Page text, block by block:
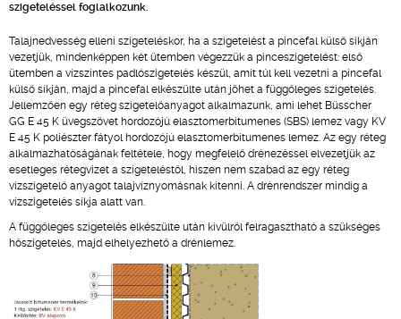
szigeteléssel foglalkozunk.
Talajnedvesség elleni szigeteléskor, ha a szigetelést a pincefal külső síkján
vezetjük, mindenképpen két ütemben végezzük a pinceszigetelést: első
ütemben a vízszintes padlószigetelés készül, amit túl kell vezetni a pincefal
külső síkján, majd a pincefal elkészülte után jöhet a függőleges szigetelés.
Jellemzően egy réteg szigetelőanyagot alkalmazunk, ami lehet Büsscher
GG E 45 K üvegszövet hordozójú elasztomerbitumenes (SBS) lemez vagy KV
E 45 K poliészter fátyol hordozójú elasztomerbitumenes lemez. Az egy réteg
alkalmazhatóságának feltétele, hogy megfelelő drénezéssel elvezetjük az
esetleges rétegvizet a szigeteléstől, hiszen nem szabad az egy réteg
vízszigetelő anyagot talajvíznyomásnak kitenni. A drénrendszer mindig a
vízszigetelés síkja alatt van.
A függőleges szigetelés elkészülte után kívülről felragasztható a szükséges
hőszigetelés, majd elhelyezhető a drénlemez.